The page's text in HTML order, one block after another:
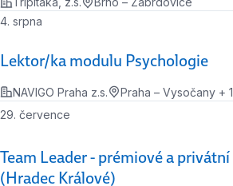
Lektor/ka modulu Psychologie
4. srpna
NAVIGO Praha z.s. Praha – Vysočany +
Team Leader - prémiové a
(Hradec Králové)
29. července